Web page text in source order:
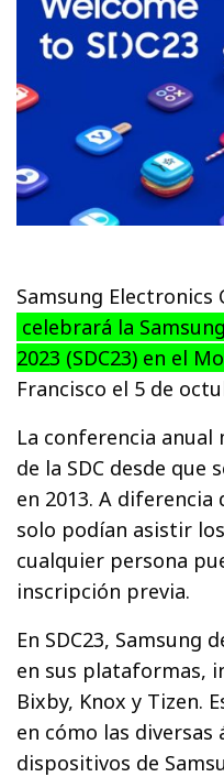
Samsung Electronics
celebrará la
2023 (SDC23) en el
Francisco el 5 de
La conferencia anual
de la SDC desde
en 2013. A diferencia
solo podían asistir
cualquier persona
inscripción previa.
En SDC23, Samsung
en sus plataformas,
Bixby, Knox y Tizen.
en cómo las diversas
dispositivos de